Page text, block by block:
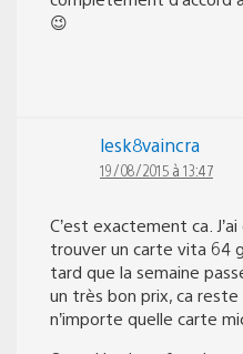
😉
lesk8vaincra
19/08/2015 à 13:47
C’est exactement ca.
trouver un carte vita 64
tard que la semaine
un très bon prix, ca
n’importe quelle carte